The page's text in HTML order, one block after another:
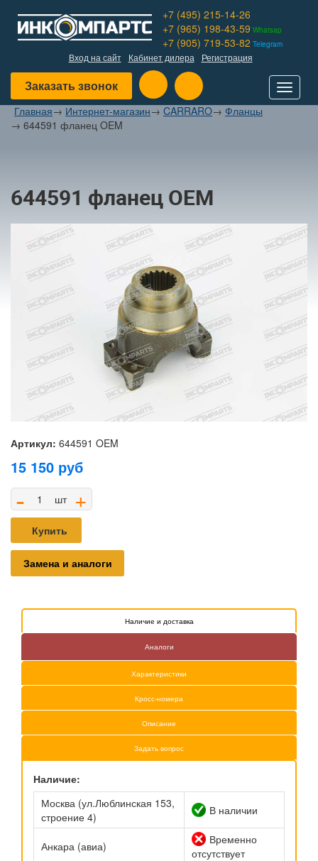
+7 (495) 215-14-26
+7 (965) 198-43-59 Whatsap
+7 (905) 719-53-82 Telegram
Вход на сайт Кабинет дилера Регистрация
Заказать звонок
Toggle
Главная→ Интернет-магазин→ CARRARO→ Фланцы
→ 644591 фланец OEM
644591 фланец OEM
Артикул: 644591 OEM
15 150 руб
- шт +
Купить
Замена и аналоги
Наличие и доставка
Аналоги
Характеристики
Кросс-номера
Описание
Задать вопрос
Наличие:
Москва (ул.Люблинская 153,
строение 4)
В наличии
Анкара (авиа)
Временно
отсутствует